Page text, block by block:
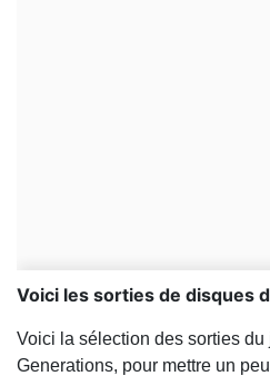
Voici les sorties de disques
Voici la sélection des sorties
Generations, pour mettre un